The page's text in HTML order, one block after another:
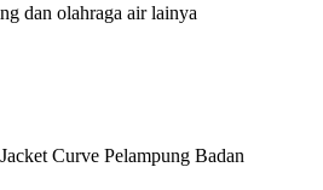
dan olahraga air lainya
Curve Pelampung Badan